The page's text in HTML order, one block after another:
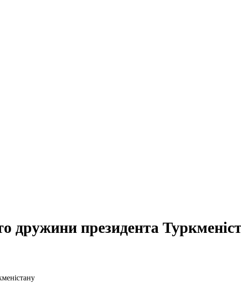
дружини президента